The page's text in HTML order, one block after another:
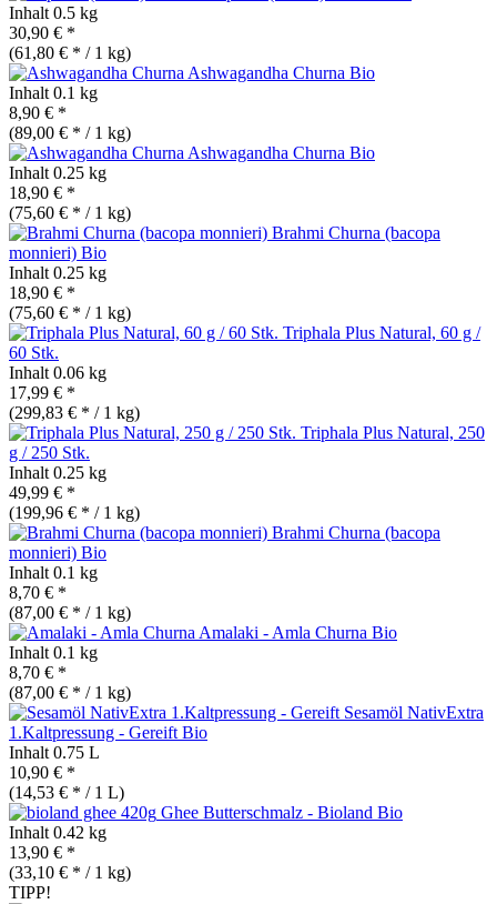
Inhalt 0.5 kg
30,90 € *
(61,80 € * / 1 kg)
Ashwagandha Churna Bio
Inhalt 0.1 kg
8,90 € *
(89,00 € * / 1 kg)
Ashwagandha Churna Bio
Inhalt 0.25 kg
18,90 € *
(75,60 € * / 1 kg)
Brahmi Churna (bacopa
monnieri) Bio
Inhalt 0.25 kg
18,90 € *
(75,60 € * / 1 kg)
Triphala Plus Natural, 60 g /
60 Stk.
Inhalt 0.06 kg
17,99 € *
(299,83 € * / 1 kg)
Triphala Plus Natural, 250
g / 250 Stk.
Inhalt 0.25 kg
49,99 € *
(199,96 € * / 1 kg)
Brahmi Churna (bacopa
monnieri) Bio
Inhalt 0.1 kg
8,70 € *
(87,00 € * / 1 kg)
Amalaki - Amla Churna Bio
Inhalt 0.1 kg
8,70 € *
(87,00 € * / 1 kg)
Sesamöl NativExtra
1.Kaltpressung - Gereift Bio
Inhalt 0.75 L
10,90 € *
(14,53 € * / 1 L)
Ghee Butterschmalz - Bioland Bio
Inhalt 0.42 kg
13,90 € *
(33,10 € * / 1 kg)
TIPP!